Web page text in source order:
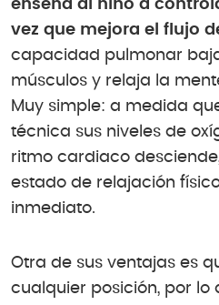
enseña al niño a
vez que mejora el flujo
capacidad pulmonar
músculos y relaja la
Muy simple: a medida
técnica sus niveles de
ritmo cardiaco
estado de relajación
inmediato.
Otra de sus ventajas es
cualquier posición, por lo